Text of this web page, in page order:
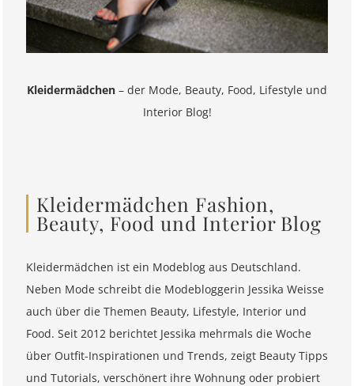
Kleidermädchen – der Mode, Beauty, Food, Lifestyle und
Interior Blog!
Kleidermädchen Fashion,
Beauty, Food und Interior Blog
Kleidermädchen ist ein Modeblog aus Deutschland.
Neben Mode schreibt die Modebloggerin Jessika Weisse
auch über die Themen Beauty, Lifestyle, Interior und
Food. Seit 2012 berichtet Jessika mehrmals die Woche
über Outfit-Inspirationen und Trends, zeigt Beauty Tipps
und Tutorials, verschönert ihre Wohnung oder probiert